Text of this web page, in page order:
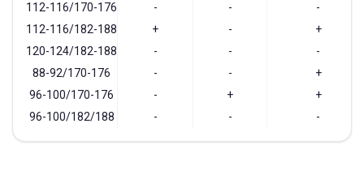
112-116/170-176
- -
-
112-116/182-188
+ -
+
120-124/182-188
- -
-
88-92/170-176
- -
+
96-100/170-176
- +
+
96-100/182/188
- - -